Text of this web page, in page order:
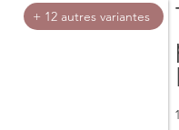
+ 12 autres variantes